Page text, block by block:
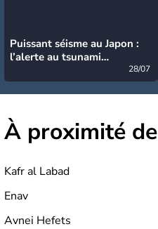
Puissant séisme au Japon :
l’alerte au tsunami
28/07
À proximité de
Kafr al Labad
Enav
Avnei Hefets